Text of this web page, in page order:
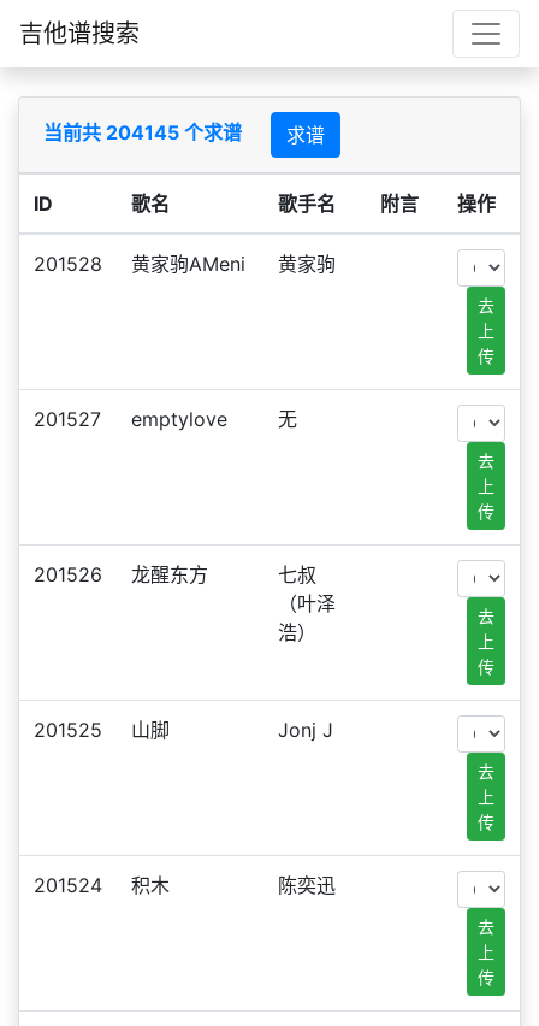
吉他谱搜索
当前共 204145 个求谱 求谱
ID 歌名 歌手名 附言 操作
201528 黄家驹AMeni 黄家驹
去
上
传
201527 emptylove 无
去
上
传
201526 龙醒东方
七叔
（叶泽
浩）
去
上
传
201525 山脚 Jonj J
去
上
传
201524 积木 陈奕迅
去
上
传